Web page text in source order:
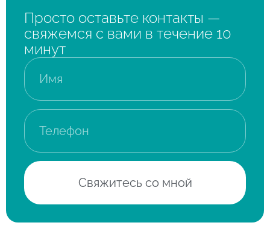
Просто оставьте контакты —
свяжемся с вами в течение 10
минут
Свяжитесь со мной